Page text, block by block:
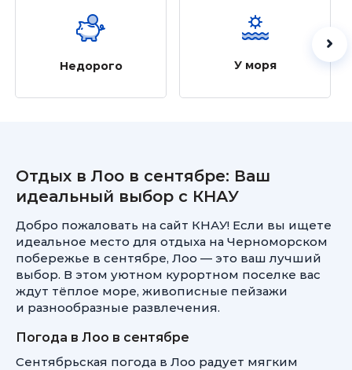
Недорого У моря
Отдых в Лоо в сентябре: Ваш
идеальный выбор с КНАУ
Добро пожаловать на сайт КНАУ! Если вы ищете
идеальное место для отдыха на Черноморском
побережье в сентябре, Лоо — это ваш лучший
выбор. В этом уютном курортном поселке вас
ждут тёплое море, живописные пейзажи
и разнообразные развлечения.
Погода в Лоо в сентябре
Сентябрьская погода в Лоо радует мягким